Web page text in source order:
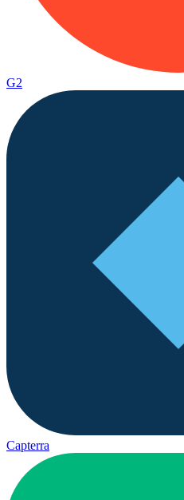
G2
Capterra